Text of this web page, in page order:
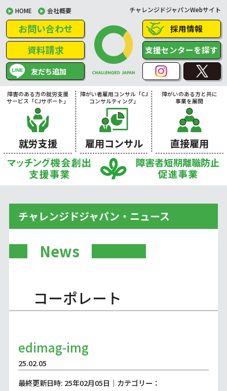
HOME 会社概要 チャレンジドジャパンWebサイト
お問い合わせ
資料請求
友だち追加
採用情報
支援センターを探す
障害のある方の就労支援
サービス「CJサポート」
就労支援
障がい者雇用コンサル「CJ
コンサルティング」
雇用コンサル
障がいのある方と共に
事業を展開
直接雇用
チャレンジドジャパン・ニュース
News
コーポレート
edimag-img
25.02.05
最終更新日時: 25年02月05日｜カテゴリー：